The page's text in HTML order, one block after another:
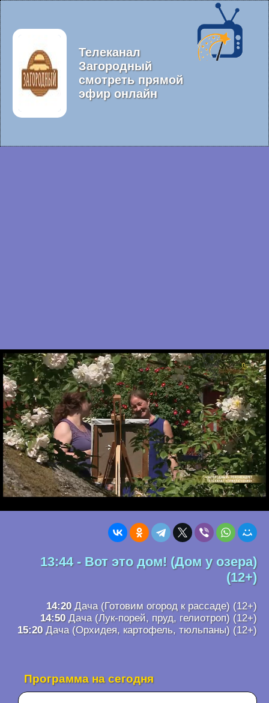
Телеканал
Загородный
смотреть прямой
эфир онлайн
13:44 - Вот это дом! (Дом у озера)
(12+)
14:20Дача (Готовим огород к рассаде) (12+)
14:50Дача (Лук-порей, пруд, гелиотроп) (12+)
15:20Дача (Орхидея, картофель, тюльпаны) (12+)
Программа на сегодня